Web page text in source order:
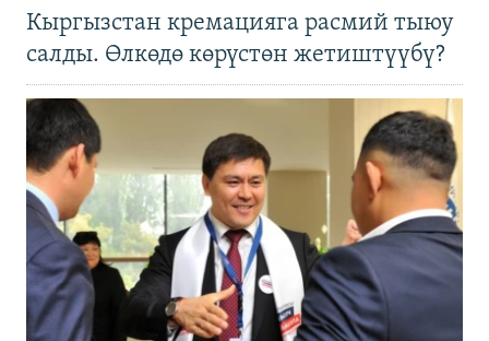
Кыргызстан кремацияга расмий тыюу
салды. Өлкөдө көрүстөн жетиштүүбү?